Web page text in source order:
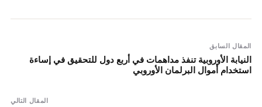
المقال السابق
النيابة الأوروبية تنفذ مداهمات في أربع دول للتحقيق في إساءة
استخدام أموال البرلمان الأوروبي
المقال التالي